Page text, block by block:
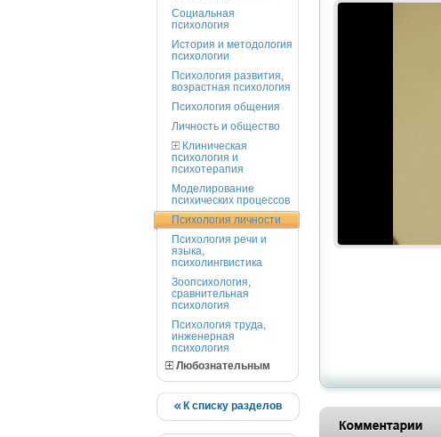
Социальная
психология
История и методология
психологии
Психология развития,
возрастная психология
Психология общения
Личность и общество
Клиническая
психология и
психотерапия
Моделирование
психических процессов
Психология личности
Психология речи и
языка,
психолингвистика
Зоопсихология,
сравнительная
психология
Психология труда,
инженерная
психология
Любознательным
К списку разделов